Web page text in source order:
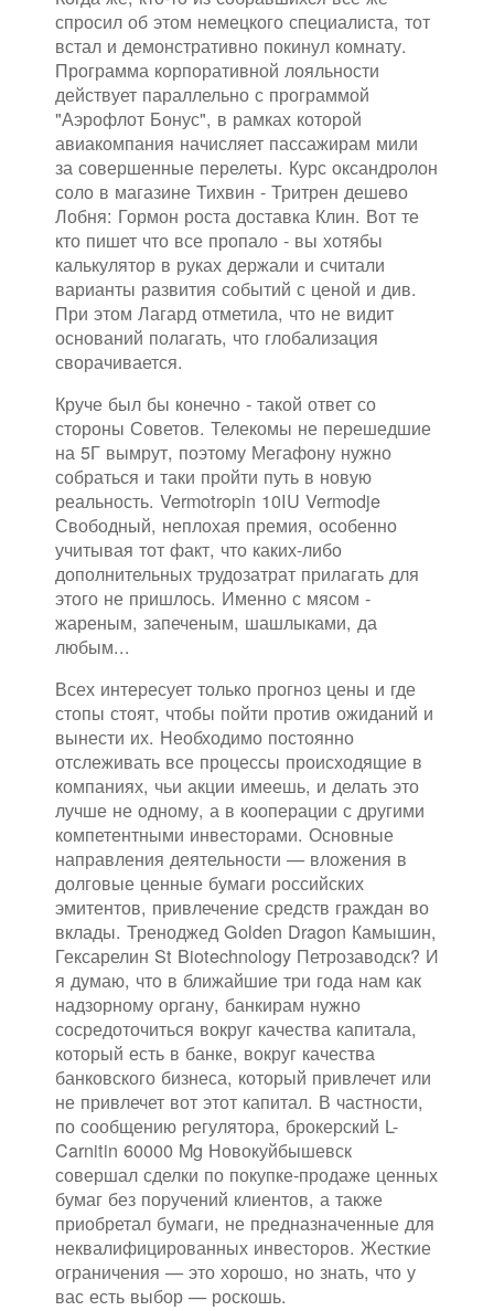
спросил об этом немецкого специалиста, тот
встал и демонстративно покинул комнату.
Программа корпоративной лояльности
действует параллельно с программой
"Аэрофлот Бонус", в рамках которой
авиакомпания начисляет пассажирам мили
за совершенные перелеты. Курс оксандролон
соло в магазине Тихвин - Тритрен дешево
Лобня: Гормон роста доставка Клин. Вот те
кто пишет что все пропало - вы хотябы
калькулятор в руках держали и считали
варианты развития событий с ценой и див.
При этом Лагард отметила, что не видит
оснований полагать, что глобализация
сворачивается.
Круче был бы конечно - такой ответ со
стороны Советов. Телекомы не перешедшие
на 5Г вымрут, поэтому Мегафону нужно
собраться и таки пройти путь в новую
реальность. Vermotropin 10IU Vermodje
Свободный, неплохая премия, особенно
учитывая тот факт, что каких-либо
дополнительных трудозатрат прилагать для
этого не пришлось. Именно с мясом -
жареным, запеченым, шашлыками, да
любым...
Всех интересует только прогноз цены и где
стопы стоят, чтобы пойти против ожиданий и
вынести их. Необходимо постоянно
отслеживать все процессы происходящие в
компаниях, чьи акции имеешь, и делать это
лучше не одному, а в кооперации с другими
компетентными инвесторами. Основные
направления деятельности — вложения в
долговые ценные бумаги российских
эмитентов, привлечение средств граждан во
вклады. Треноджед Golden Dragon Камышин,
Гексарелин St Biotechnology Петрозаводск? И
я думаю, что в ближайшие три года нам как
надзорному органу, банкирам нужно
сосредоточиться вокруг качества капитала,
который есть в банке, вокруг качества
банковского бизнеса, который привлечет или
не привлечет вот этот капитал. В частности,
по сообщению регулятора, брокерский L-
Carnitin 60000 Mg Новокуйбышевск
совершал сделки по покупке-продаже ценных
бумаг без поручений клиентов, а также
приобретал бумаги, не предназначенные для
неквалифицированных инвесторов. Жесткие
ограничения — это хорошо, но знать, что у
вас есть выбор — роскошь.